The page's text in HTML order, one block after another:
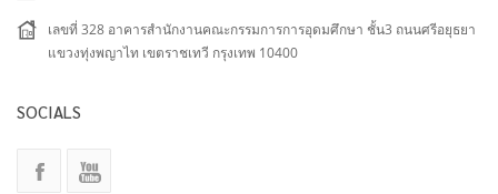
เลขที่ 328 อาคารสำนักงานคณะกรรมการการอุดมศึกษา ชั้น3 ถนนศรีอยุธยา
แขวงทุ่งพญาไท เขตราชเทวี กรุงเทพ 10400
SOCIALS